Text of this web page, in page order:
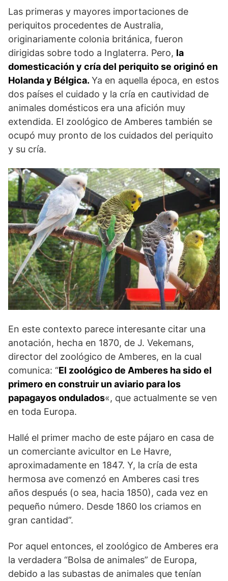
Las primeras y mayores importaciones de
periquitos procedentes de Australia,
originariamente colonia británica, fueron
dirigidas sobre todo a Inglaterra. Pero, la
domesticación y cría del periquito se originó en
Holanda y Bélgica. Ya en aquella época, en estos
dos países el cuidado y la cría en cautividad de
animales domésticos era una afición muy
extendida. El zoológico de Amberes también se
ocupó muy pronto de los cuidados del periquito
y su cría.
En este contexto parece interesante citar una
anotación, hecha en 1870, de J. Vekemans,
director del zoológico de Amberes, en la cual
comunica: “El zoológico de Amberes ha sido el
primero en construir un aviario para los
papagayos ondulados«, que actualmente se ven
en toda Europa.
Hallé el primer macho de este pájaro en casa de
un comerciante avicultor en Le Havre,
aproximadamente en 1847. Y, la cría de esta
hermosa ave comenzó en Amberes casi tres
años después (o sea, hacia 1850), cada vez en
pequeño número. Desde 1860 los criamos en
gran cantidad”.
Por aquel entonces, el zoológico de Amberes era
la verdadera “Bolsa de animales” de Europa,
debido a las subastas de animales que tenían